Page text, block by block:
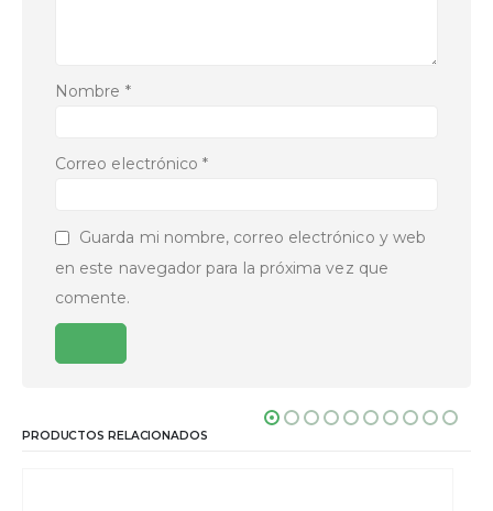
Nombre *
Correo electrónico*
Guarda mi nombre, correo electrónico y web
en este navegador para la próxima vez que
comente.
PRODUCTOS RELACIONADOS